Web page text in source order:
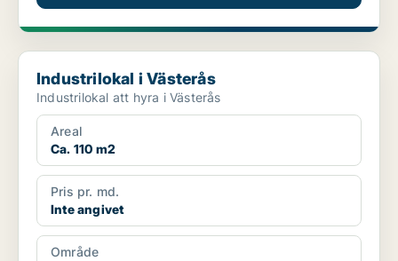
Industrilokal i Västerås
Industrilokal i Västerås
Industrilokal att hyra i Västerås
Areal
Ca. 110 m2
Pris pr. md.
Inte angivet
Område